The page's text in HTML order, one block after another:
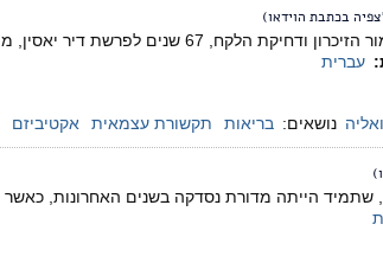
בכתבת הוידאו)
יום השואה 2015 - שימור הזיכרון
עברית
נושאים: בריאות תקשורת עצמאית אקטיביזם
שתמיד הייתה מדורת נסדקה בשנים האחרונות, כאשר